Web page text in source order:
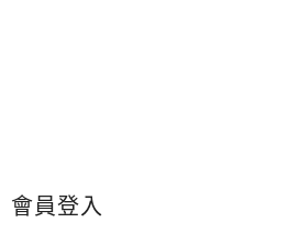
會員登入